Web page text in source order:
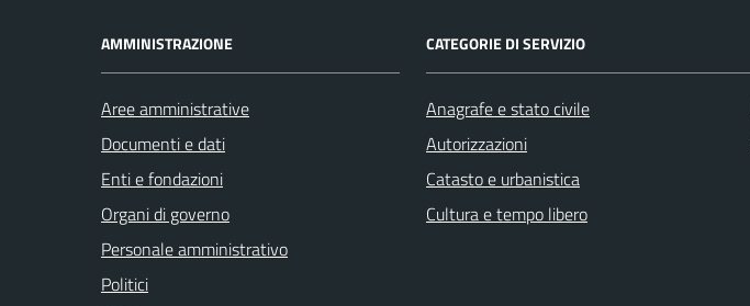
AMMINISTRAZIONE
Aree amministrative
Documenti e dati
Enti e fondazioni
Organi di governo
Personale amministrativo
Politici
CATEGORIE DI SERVIZIO
Anagrafe e stato civile
Autorizzazioni
Catasto e urbanistica
Cultura e tempo libero